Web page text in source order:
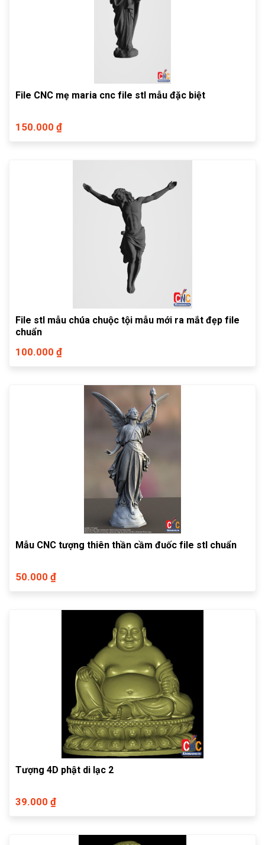
File CNC mẹ maria cnc file stl mẫu đặc biệt
150.000 ₫
File stl mẫu chúa chuộc tội mẫu mới ra mắt đẹp file
chuẩn
100.000 ₫
Mẫu CNC tượng thiên thần cầm đuốc file stl chuẩn
50.000 ₫
Tượng 4D phật di lạc 2
39.000 ₫